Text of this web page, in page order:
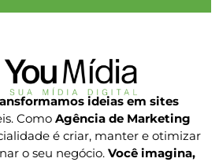
ideias em sites
Como Agência de Marketing
é criar, manter e otimizar
o seu negócio. Você imagina,